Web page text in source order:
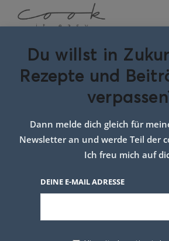
salzig
Du willst in
Rezepte und
Dann melde dich gleich für
Newsletter an und werde Teil der
Ich freu mich auf
DEINE E-MAIL ADRESSE